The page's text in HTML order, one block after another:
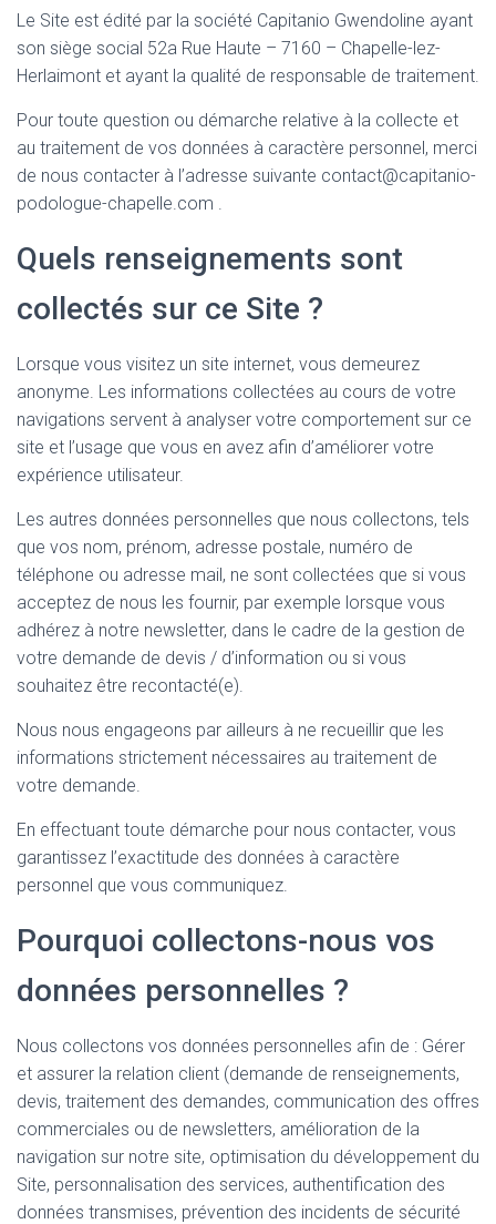
Le Site est édité par la société Capitanio Gwendoline ayant
son siège social 52a Rue Haute – 7160 – Chapelle-lez-
Herlaimont et ayant la qualité de responsable de traitement.
Pour toute question ou démarche relative à la collecte et
au traitement de vos données à caractère personnel, merci
de nous contacter à l’adresse suivante contact@capitanio-
podologue-chapelle.com .
Quels renseignements sont
collectés sur ce Site ?
Lorsque vous visitez un site internet, vous demeurez
anonyme. Les informations collectées au cours de votre
navigations servent à analyser votre comportement sur ce
site et l’usage que vous en avez afin d’améliorer votre
expérience utilisateur.
Les autres données personnelles que nous collectons, tels
que vos nom, prénom, adresse postale, numéro de
téléphone ou adresse mail, ne sont collectées que si vous
acceptez de nous les fournir, par exemple lorsque vous
adhérez à notre newsletter, dans le cadre de la gestion de
votre demande de devis / d’information ou si vous
souhaitez être recontacté(e).
Nous nous engageons par ailleurs à ne recueillir que les
informations strictement nécessaires au traitement de
votre demande.
En effectuant toute démarche pour nous contacter, vous
garantissez l’exactitude des données à caractère
personnel que vous communiquez.
Pourquoi collectons-nous vos
données personnelles ?
Nous collectons vos données personnelles afin de : Gérer
et assurer la relation client (demande de renseignements,
devis, traitement des demandes, communication des offres
commerciales ou de newsletters, amélioration de la
navigation sur notre site, optimisation du développement du
Site, personnalisation des services, authentification des
données transmises, prévention des incidents de sécurité